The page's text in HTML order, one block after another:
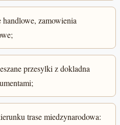
zamowienia
przesylki z dokladna
trase miedzynarodowa: